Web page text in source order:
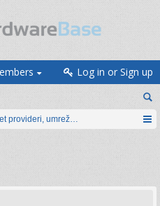
Log in or Sign up
provideri, umrežavanje i web servisi